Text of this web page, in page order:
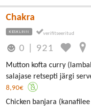
Chakra
KESKLINN
0 921
Mutton kofta curry
salajase retsepti järgi
8,90€
Chicken banjara